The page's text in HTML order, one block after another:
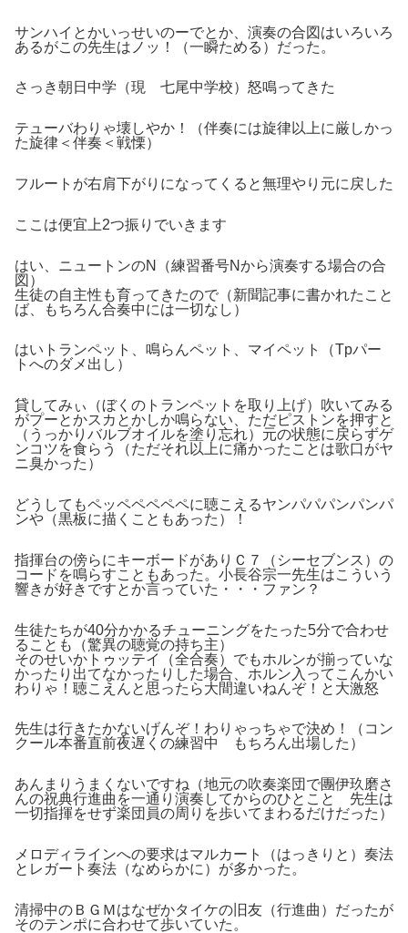
サンハイとかいっせいのーでとか、演奏の合図はいろいろ
あるがこの先生はノッ！（一瞬ためる）だった。
さっき朝日中学（現 七尾中学校）怒鳴ってきた
テューバわりゃ壊しやか！（伴奏には旋律以上に厳しかっ
た旋律＜伴奏＜戦慄）
フルートが右肩下がりになってくると無理やり元に戻した
ここは便宜上2つ振りでいきます
はい、ニュートンのN（練習番号Nから演奏する場合の合
図）
生徒の自主性も育ってきたので（新聞記事に書かれたこと
ば、もちろん合奏中には一切なし）
はいトランペット、鳴らんペット、マイペット（Tpパー
トへのダメ出し）
貸してみぃ（ぼくのトランペットを取り上げ）吹いてみる
がプーとかスカとかしか鳴らない、ただピストンを押すと
（うっかりバルブオイルを塗り忘れ）元の状態に戻らずゲ
ンコツを食らう（ただそれ以上に痛かったことは歌口がヤ
ニ臭かった）
どうしてもペッペペペペペに聴こえるヤンパパパンパンパ
ンや（黒板に描くこともあった）！
指揮台の傍らにキーボードがありＣ７（シーセブンス）の
コードを鳴らすこともあった。小長谷宗一先生はこういう
響きが好きですとか言っていた・・・ファン？
生徒たちが40分かかるチューニングをたった5分で合わせ
ることも（驚異の聴覚の持ち主）
そのせいかトゥッテイ（全合奏）でもホルンが揃っていな
かったり出てなかったりした場合、ホルン入ってこんかい
わりゃ！聴こえんと思ったら大間違いねんぞ！と大激怒
先生は行きたかないげんぞ！わりゃっちゃで決め！（コン
クール本番直前夜遅くの練習中 もちろん出場した）
あんまりうまくないですね（地元の吹奏楽団で團伊玖磨さ
んの祝典行進曲を一通り演奏してからのひとこと 先生は
一切指揮をせず楽団員の周りを歩いてまわるだけだった）
メロディラインへの要求はマルカート（はっきりと）奏法
とレガート奏法（なめらかに）が多かった。
清掃中のＢＧＭはなぜかタイケの旧友（行進曲）だったが
そのテンポに合わせて歩いていた。